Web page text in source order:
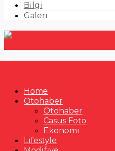
Bilgi
Galeri
Home
Otohaber
Otohaber
Casus Foto
Ekonomi
Lifestyle